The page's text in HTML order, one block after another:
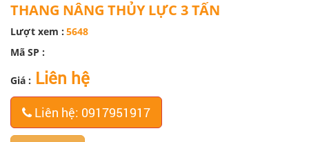
THANG NÂNG THỦY LỰC 3 TẤN
Lượt xem : 5648
Mã SP :
Giá : Liên hệ
Liên hệ: 0917951917